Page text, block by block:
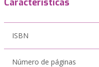
Características
ISBN
Número de páginas